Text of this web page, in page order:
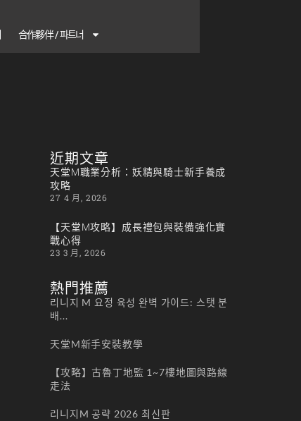
合作夥伴 / 파트너
近期文章
天堂M職業分析：妖精與騎士新手養成
攻略
27 4 月, 2026
【天堂M攻略】成長禮包與裝備強化實
戰心得
23 3 月, 2026
熱門推薦
리니지 M 요정 육성 완벽 가이드: 스탯 분
배...
天堂M新手安裝教學
【攻略】古魯丁地監 1~7樓地圖與路線
走法
리니지M 공략 2026 최신판